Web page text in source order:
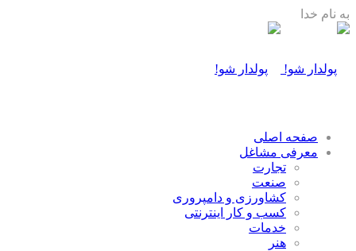
به نام خدا
صفحه اصلی
معرفی مشاغل
تجارت
صنعت
كشاورزی و دامپروری
كسب و كار اينترنتی
خدمات
هنر